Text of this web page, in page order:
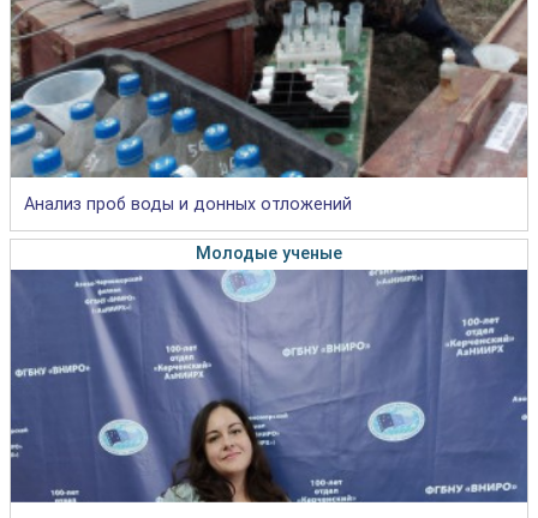
Анализ проб воды и донных отложений
Молодые ученые